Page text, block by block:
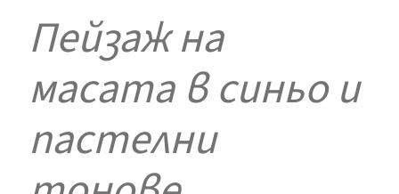
Пейзаж на
масата в синьо и
пастелни